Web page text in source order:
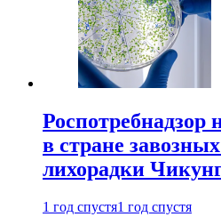
Роспотребнадзор
в стране
лихорадки
1 год спустя1 год спустя